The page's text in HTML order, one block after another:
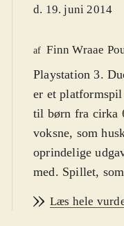
d. 19. juni 2014
af Finn Wraae
Playstation 3.
er et platformspil
til børn fra cirka
voksne, som
oprindelige
med. Spillet,
men det er
Læs hele